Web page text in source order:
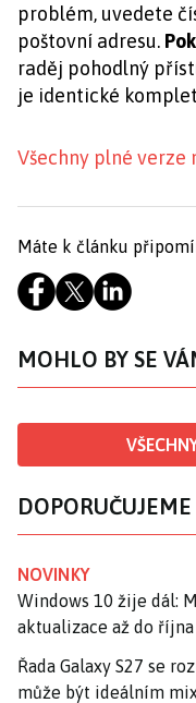
problém, uvedete
poštovní adresu.
raděj pohodlný
je identické
Všechny plné verze
Máte k článku
MOHLO BY SE
DOPORUČUJEME
NOVINKY
Windows 10 žije dál:
aktualizace až do
Řada Galaxy S27 se
může být ideálním